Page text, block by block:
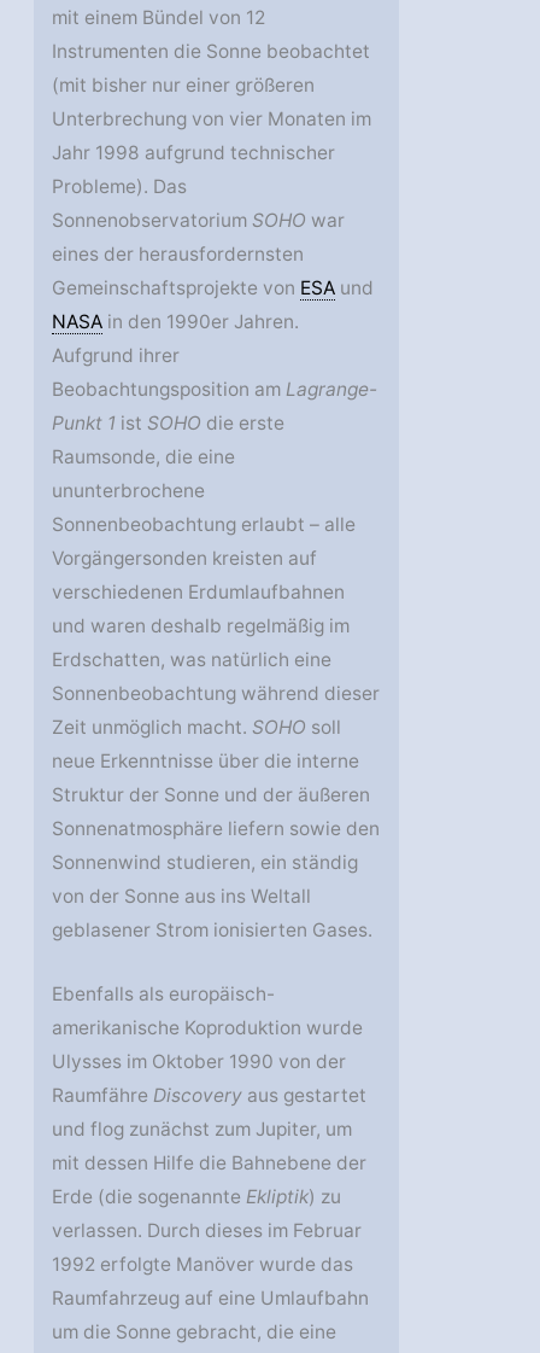
mit einem Bündel von 12
Instrumenten die Sonne beobachtet
(mit bisher nur einer größeren
Unterbrechung von vier Monaten im
Jahr 1998 aufgrund technischer
Probleme). Das
SonnenobservatoriumSOHO war
eines der herausfordernsten
Gemeinschaftsprojekte von ESA und
NASA in den 1990er Jahren.
Aufgrund ihrer
Beobachtungsposition amLagrange-
Punkt 1 istSOHO die erste
Raumsonde, die eine
ununterbrochene
Sonnenbeobachtung erlaubt – alle
Vorgängersonden kreisten auf
verschiedenen Erdumlaufbahnen
und waren deshalb regelmäßig im
Erdschatten, was natürlich eine
Sonnenbeobachtung während dieser
Zeit unmöglich macht.SOHO soll
neue Erkenntnisse über die interne
Struktur der Sonne und der äußeren
Sonnenatmosphäre liefern sowie den
Sonnenwind studieren, ein ständig
von der Sonne aus ins Weltall
geblasener Strom ionisierten Gases.
Ebenfalls als europäisch-
amerikanische Koproduktion wurde
Ulysses im Oktober 1990 von der
RaumfähreDiscovery aus gestartet
und flog zunächst zum Jupiter, um
mit dessen Hilfe die Bahnebene der
Erde (die sogenannteEkliptik) zu
verlassen. Durch dieses im Februar
1992 erfolgte Manöver wurde das
Raumfahrzeug auf eine Umlaufbahn
um die Sonne gebracht, die eine